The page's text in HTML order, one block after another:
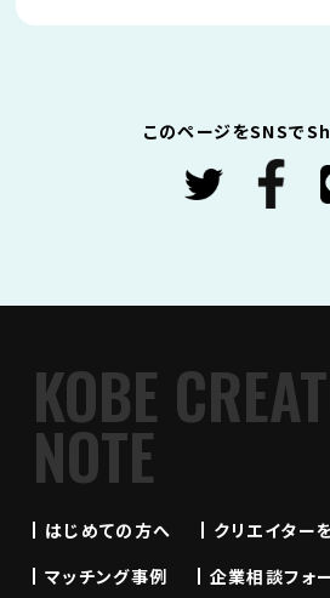
このページをSNSで
KOBE
NOTE
はじめての方へ
クリエイター
マッチング事例
企業相談フォ